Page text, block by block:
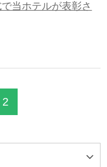
当ホテルが表彰さ
2